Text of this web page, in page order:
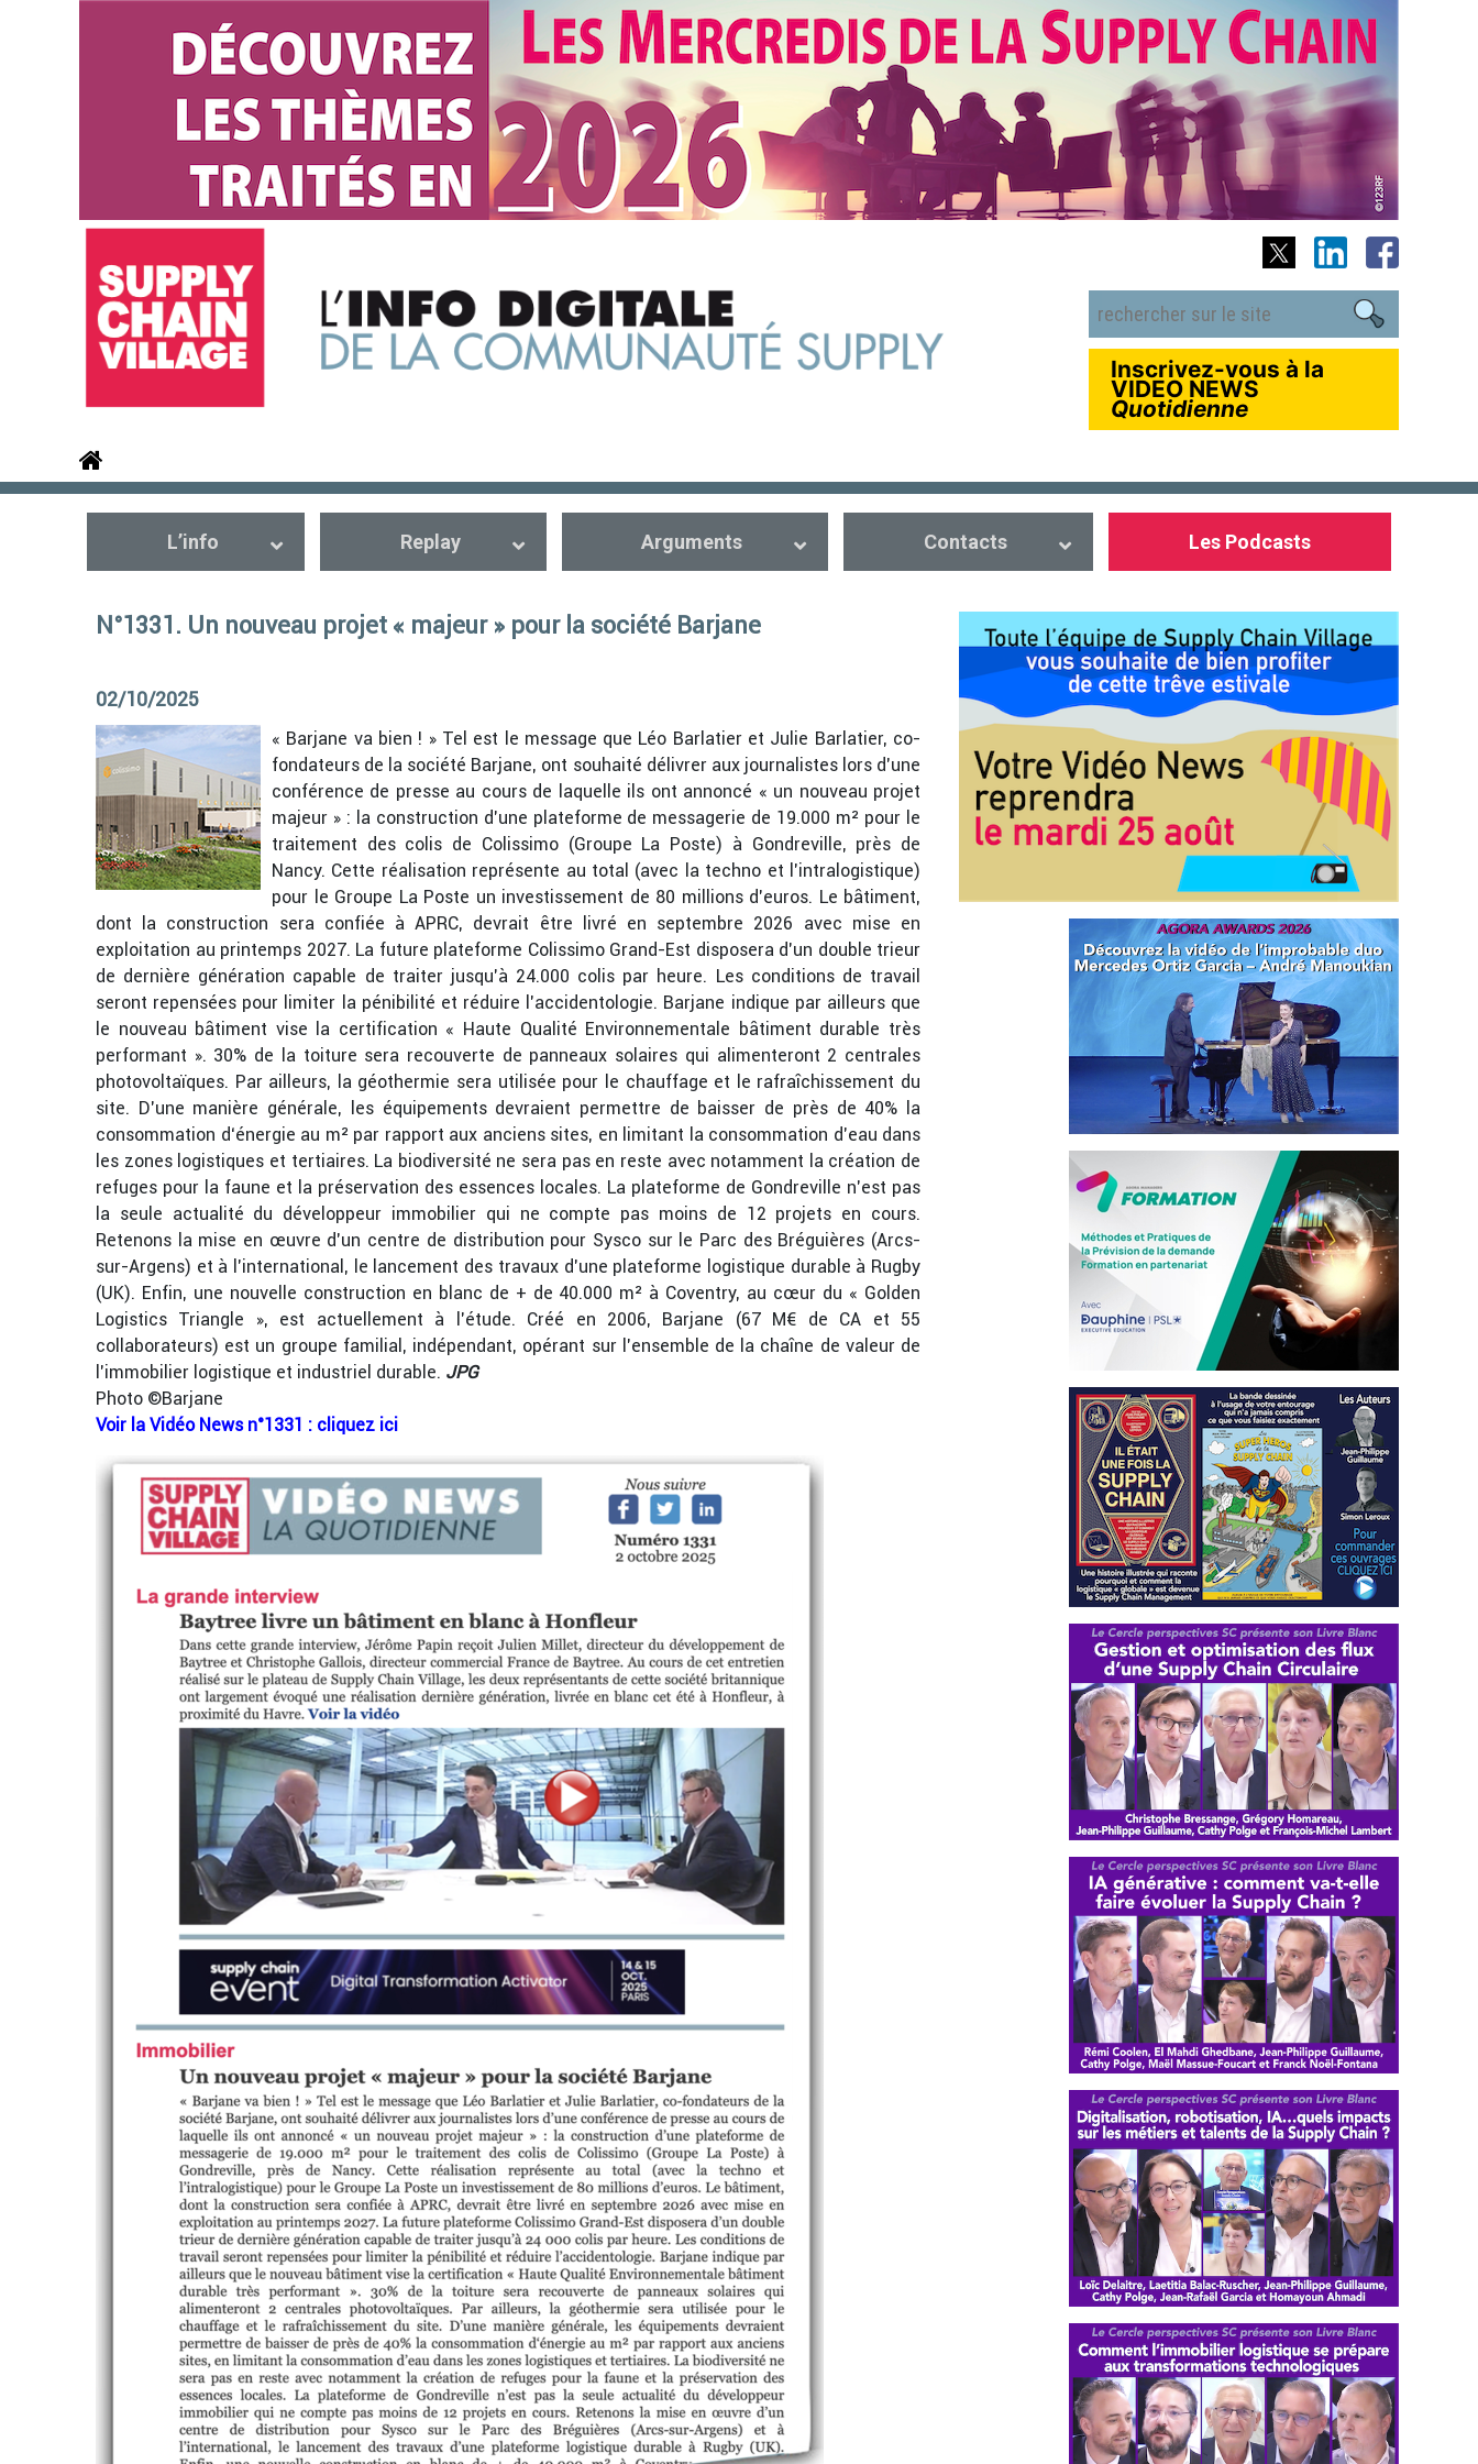
Inscrivez-vous à la
VIDEO NEWS
Quotidienne
L’info Replay Arguments Contacts Les Podcasts
N°1331. Un nouveau projet « majeur » pour la société Barjane
02/10/2025
« Barjane va bien ! » Tel est le message que Léo Barlatier et Julie Barlatier, co-
fondateurs de la société Barjane, ont souhaité délivrer aux journalistes lors d’une
conférence de presse au cours de laquelle ils ont annoncé « un nouveau projet
majeur » : la construction d’une plateforme de messagerie de 19.000 m² pour le
traitement des colis de Colissimo (Groupe La Poste) à Gondreville, près de
Nancy. Cette réalisation représente au total (avec la techno et l’intralogistique)
pour le Groupe La Poste un investissement de 80 millions d’euros. Le bâtiment,
dont la construction sera confiée à APRC, devrait être livré en septembre 2026 avec mise en
exploitation au printemps 2027. La future plateforme Colissimo Grand-Est disposera d’un double trieur
de dernière génération capable de traiter jusqu’à 24.000 colis par heure. Les conditions de travail
seront repensées pour limiter la pénibilité et réduire l’accidentologie. Barjane indique par ailleurs que
le nouveau bâtiment vise la certification « Haute Qualité Environnementale bâtiment durable très
performant ». 30% de la toiture sera recouverte de panneaux solaires qui alimenteront 2 centrales
photovoltaïques. Par ailleurs, la géothermie sera utilisée pour le chauffage et le rafraîchissement du
site. D’une manière générale, les équipements devraient permettre de baisser de près de 40% la
consommation d‘énergie au m² par rapport aux anciens sites, en limitant la consommation d’eau dans
les zones logistiques et tertiaires. La biodiversité ne sera pas en reste avec notamment la création de
refuges pour la faune et la préservation des essences locales. La plateforme de Gondreville n’est pas
la seule actualité du développeur immobilier qui ne compte pas moins de 12 projets en cours.
Retenons la mise en œuvre d’un centre de distribution pour Sysco sur le Parc des Bréguières (Arcs-
sur-Argens) et à l’international, le lancement des travaux d’une plateforme logistique durable à Rugby
(UK). Enfin, une nouvelle construction en blanc de + de 40.000 m² à Coventry, au cœur du « Golden
Logistics Triangle », est actuellement à l’étude. Créé en 2006, Barjane (67 M€ de CA et 55
collaborateurs) est un groupe familial, indépendant, opérant sur l’ensemble de la chaîne de valeur de
l’immobilier logistique et industriel durable. JPG
Photo ©Barjane
Voir la Vidéo News n°1331 : cliquez ici